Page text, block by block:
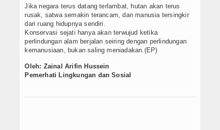
Jika negara terus datang terlambat, hutan akan terus
rusak, satwa semakin terancam, dan manusia tersingkir
dari ruang hidupnya sendiri.
Konservasi sejati hanya akan terwujud ketika
perlindungan alam berjalan seiring dengan perlindungan
kemanusiaan, bukan saling meniadakan.(EP)
Oleh: Zainal Arifin Hussein
Pemerhati Lingkungan dan Sosial